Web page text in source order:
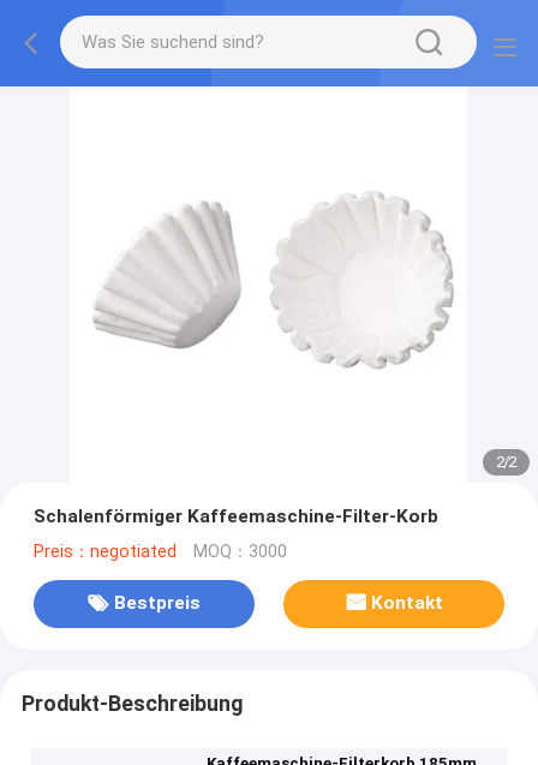
2/2
Schalenförmiger Kaffeemaschine-Filter-Korb
Preis：negotiated MOQ：3000
Bestpreis Kontakt
Produkt-Beschreibung